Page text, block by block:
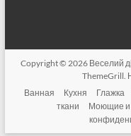
Copyright © 2026 Веселий
Ванная
Кухня Глажка
ткани
Моющие и